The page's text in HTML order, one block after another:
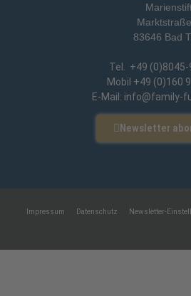
83646 Bad
Tel. +49 (0)8045-
Mobil +49 (0)160
E-Mail: info@family-
Newsletter
Impressum Datenschutz Newsletter-